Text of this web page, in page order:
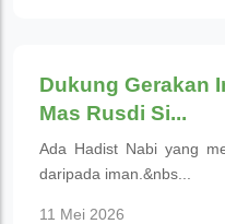
Dukung Gerakan
Mas Rusdi Si...
Ada Hadist Nabi yang
daripada iman.&nbs...
11 Mei 2026